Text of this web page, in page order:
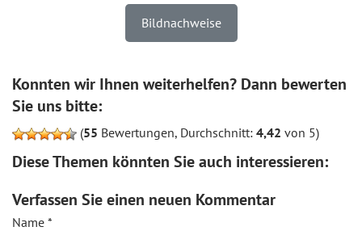
Bildnachweise
Konnten wir Ihnen weiterhelfen? Dann bewerten
Sie uns bitte:
(55 Bewertungen, Durchschnitt: 4,42 von 5)
Diese Themen könnten Sie auch interessieren:
Verfassen Sie einen neuen Kommentar
Name *